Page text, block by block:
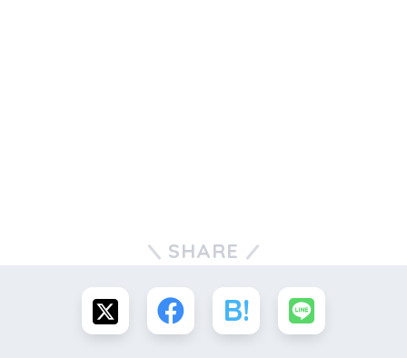
SHARE